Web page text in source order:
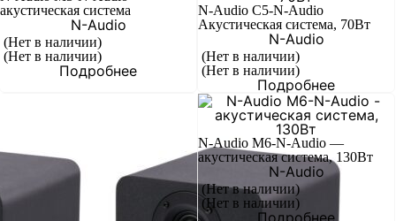
акустическая система
N-Audio
(Нет в наличии)
(Нет в наличии)
Подробнее
N-Audio C5-N-Audio
Акустическая система, 70Вт
N-Audio
(Нет в наличии)
(Нет в наличии)
Подробнее
N-Audio M6-N-Audio —
акустическая система, 130Вт
N-Audio
(Нет в наличии)
(Нет в наличии)
Подробнее